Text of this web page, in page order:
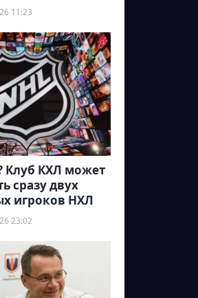
11:23
Клуб КХЛ может
сразу двух
игроков НХЛ
23:02